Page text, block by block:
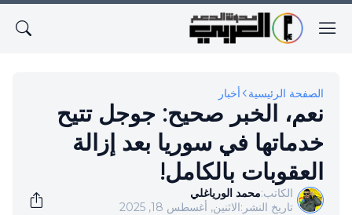
الصفحة الرئيسية أخبار
نعم، الخبر صحيح: جوجل تتيح
خدماتها في سوريا بعد إزالة
العقوبات بالكامل!
الكاتب:محمد الورياغلي
تاريخ النشر:الاثنين, أغسطس 18, 2025